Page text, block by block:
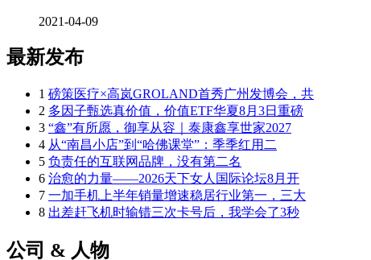
2021-04-09
最新发布
1 磅策医疗×高岚GROLAND首秀广州发博会，共
2 多因子甄选真价值，价值ETF华夏8月3日重磅
3 “鑫”有所愿，御享从容｜泰康鑫享世家2027
4 从“南昌小店”到“哈佛课堂”：季季红用二
5 负责任的互联网品牌，没有第二名
6 治愈的力量——2026天下女人国际论坛8月开
7 一加手机上半年销量增速稳居行业第一，三大
8 出差赶飞机时输错三次卡号后，我学会了3秒
公司 & 人物